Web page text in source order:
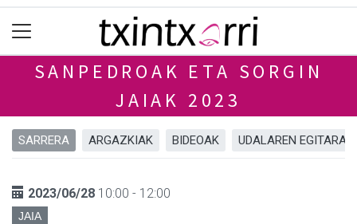
SANPEDROAK ETA SORGIN
JAIAK 2023
SARRERA ARGAZKIAK BIDEOAK UDALAREN
2023/06/28 10:00 - 12:00
JAIA